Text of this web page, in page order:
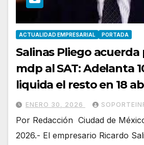
ACTUALIDAD EMPRESARIAL PORTADA
Salinas Pliego acuerda
mdp al SAT: Adelanta
liquida el resto en 18
ENERO 30, 2026
Por Redacción Ciudad de
2026.- El empresario Ricardo